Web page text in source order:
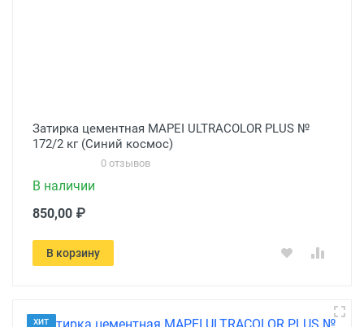
Затирка цементная MAPEI ULTRACOLOR PLUS №
172/2 кг (Синий космос)
0 отзывов
В наличии
850,00 ₽
В корзину
ХИТ